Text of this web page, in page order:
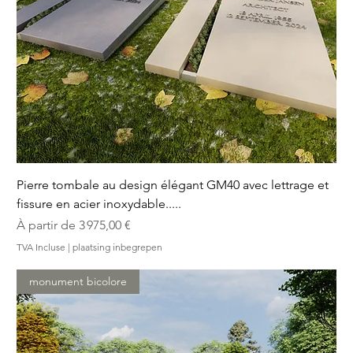
Pierre tombale au design élégant GM40 avec lettrage et
fissure en acier inoxydable.....
À partir de 3 975,00 €
Prix promotionnel
TVA Incluse | plaatsing inbegrepen
monument bicolore